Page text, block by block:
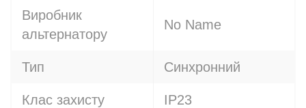
Виробник
альтернатору
No Name
Тип Синхронний
Клас захисту IP23